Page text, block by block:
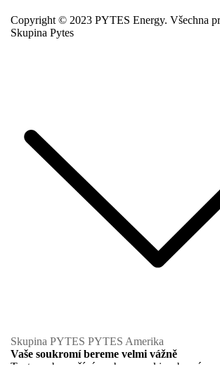
Copyright © 2023 PYTES Energy. Všechna
Skupina Pytes
Skupina PYTES PYTES Amerika
Vaše soukromí bereme velmi vážně
Tento web používá soubory cookie, aby vám